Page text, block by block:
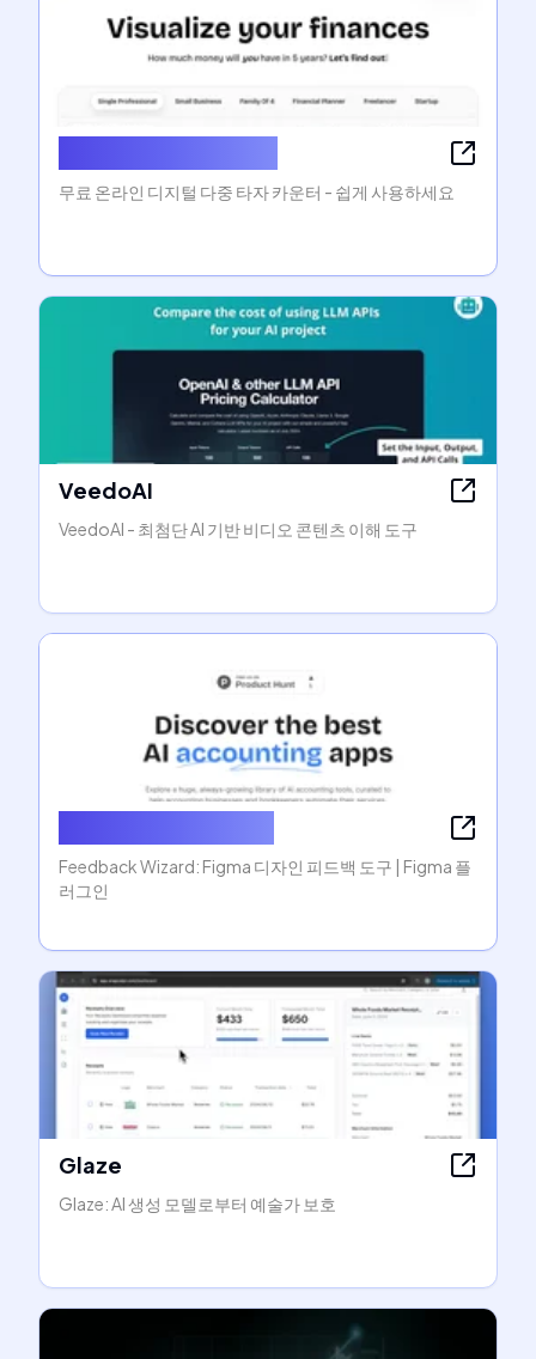
무료 온라인 디지털 다중 타자 카운터 - 쉽게 사용하세요
VeedoAI
VeedoAI - 최첨단 AI 기반 비디오 콘텐츠 이해 도구
Feedback Wizard: Figma 디자인 피드백 도구 | Figma 플
러그인
Glaze
Glaze: AI 생성 모델로부터 예술가 보호